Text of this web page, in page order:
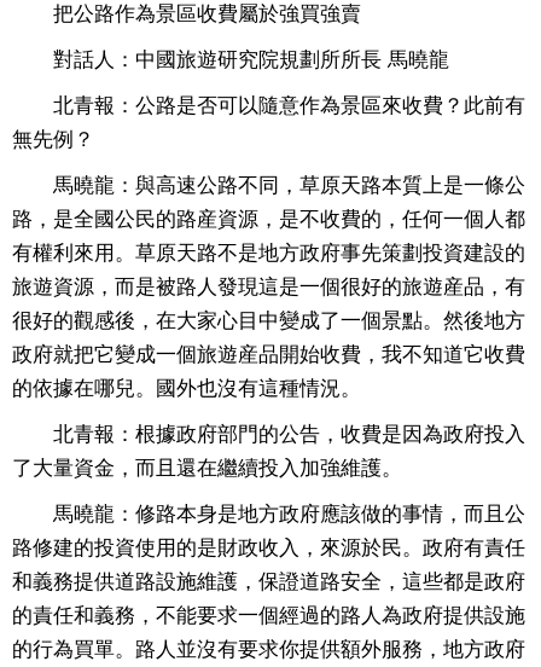
把公路作為景區收費屬於強買強賣
對話人：中國旅遊研究院規劃所所長 馬曉龍
北青報：公路是否可以隨意作為景區來收費？此前有
無先例？
馬曉龍：與高速公路不同，草原天路本質上是一條公
路，是全國公民的路産資源，是不收費的，任何一個人都
有權利來用。草原天路不是地方政府事先策劃投資建設的
旅遊資源，而是被路人發現這是一個很好的旅遊産品，有
很好的觀感後，在大家心目中變成了一個景點。然後地方
政府就把它變成一個旅遊産品開始收費，我不知道它收費
的依據在哪兒。國外也沒有這種情況。
北青報：根據政府部門的公告，收費是因為政府投入
了大量資金，而且還在繼續投入加強維護。
馬曉龍：修路本身是地方政府應該做的事情，而且公
路修建的投資使用的是財政收入，來源於民。政府有責任
和義務提供道路設施維護，保證道路安全，這些都是政府
的責任和義務，不能要求一個經過的路人為政府提供設施
的行為買單。路人並沒有要求你提供額外服務，地方政府